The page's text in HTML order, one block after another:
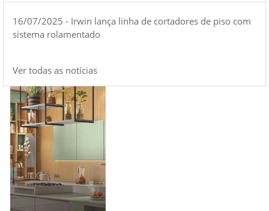
16/07/2025 - Irwin lança linha de cortadores de piso com
sistema rolamentado
Ver todas as notícias